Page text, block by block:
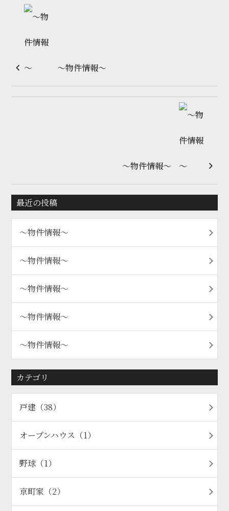
～物件情報～
～物件情報～
最近の投稿
〜物件情報〜
〜物件情報〜
〜物件情報〜
〜物件情報〜
〜物件情報〜
カテゴリ
戸建（38）
オープンハウス（1）
野球（1）
京町家（2）